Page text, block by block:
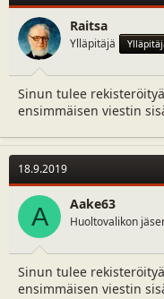
Raitsa
Ylläpitäjä
Sinun tulee
ensimmäisen viestin
18.9.2019
A Aake63
Huoltovalikon
Sinun tulee
ensimmäisen viestin